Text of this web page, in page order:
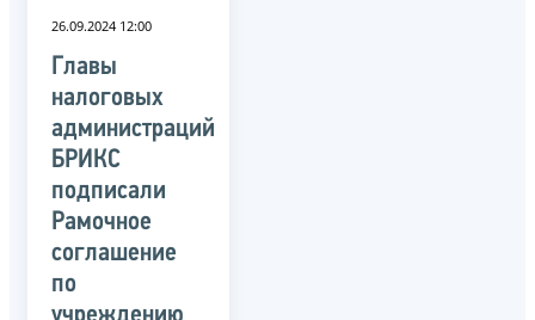
26.09.2024 12:00
Главы
налоговых
администраций
БРИКС
подписали
Рамочное
соглашение
по